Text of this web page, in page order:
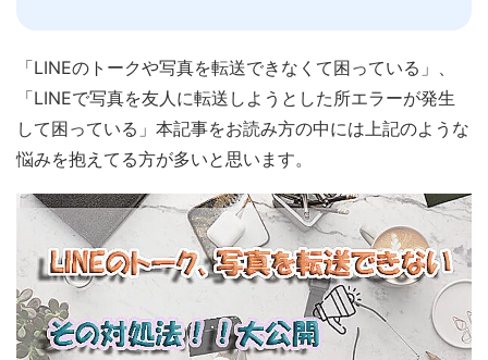
「LINEのトークや写真を転送できなくて困っている」、
「LINEで写真を友人に転送しようとした所エラーが発生
して困っている」本記事をお読み方の中には上記のような
悩みを抱えてる方が多いと思います。